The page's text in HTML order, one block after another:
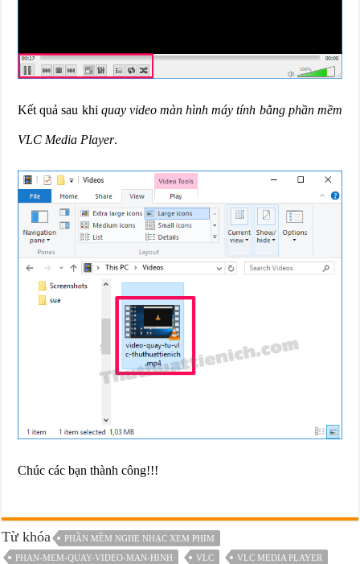
Kết quả sau khi quay video màn hình máy tính bằng phần mềm
VLC Media Player.
Chúc các bạn thành công!!!
Từ khóa
PHẦN MỀM NGHE NHẠC XEM PHIM
PHAN-MEM-QUAY-VIDEO-MAN-HINH
VLC VLC MEDIA PLAYER